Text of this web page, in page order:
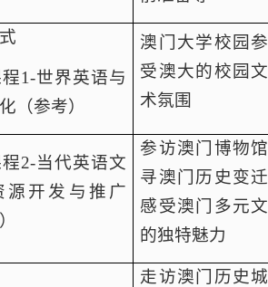
1-世界英语与
（参考）
澳门大学校园
受澳大的校园
术氛围
2-当代英语文
源开发与推广
参访澳门博物
寻澳门历史变
感受澳门多元
的独特魅力
走访澳门历史